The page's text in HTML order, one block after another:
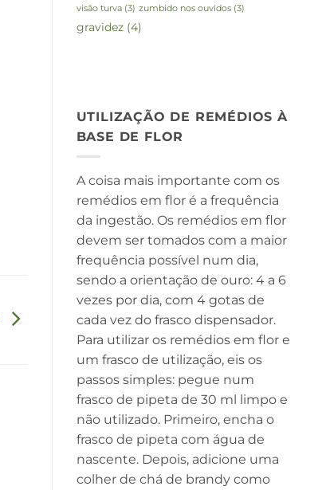
visão turva(3) zumbido nos ouvidos(3)
gravidez(4)
UTILIZAÇÃO DE REMÉDIOS À
BASE DE FLOR
A coisa mais importante com os
remédios em flor é a frequência
da ingestão. Os remédios em flor
devem ser tomados com a maior
frequência possível num dia,
sendo a orientação de ouro: 4 a 6
vezes por dia, com 4 gotas de
cada vez do frasco dispensador.
Para utilizar os remédios em flor e
um frasco de utilização, eis os
passos simples: pegue num
frasco de pipeta de 30 ml limpo e
não utilizado. Primeiro, encha o
frasco de pipeta com água de
nascente. Depois, adicione uma
colher de chá de brandy como